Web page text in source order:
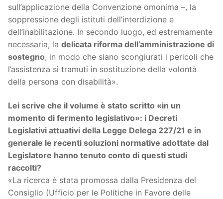
sull’applicazione della Convenzione omonima –, la
soppressione degli istituti dell’interdizione e
dell’inabilitazione. In secondo luogo, ed estremamente
necessaria, la delicata riforma dell’amministrazione di
sostegno, in modo che siano scongiurati i pericoli che
l’assistenza si tramuti in sostituzione della volontà
della persona con disabilità».
Lei scrive che il volume è stato scritto «in un
momento di fermento legislativo»: i Decreti
Legislativi attuativi della Legge Delega 227/21 e in
generale le recenti soluzioni normative adottate dal
Legislatore hanno tenuto conto di questi studi
raccolti?
«La ricerca è stata promossa dalla Presidenza del
Consiglio (Ufficio per le Politiche in Favore delle